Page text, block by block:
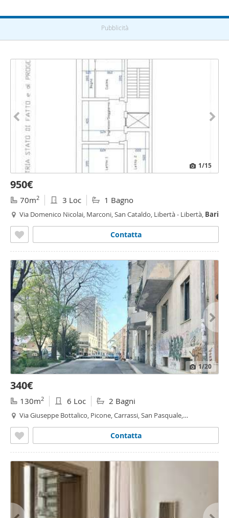
Pubblicità
1/15
950€
70m2 3 Loc 1 Bagno
Via Domenico Nicolai, Marconi, San Cataldo, Libertà - Libertà, Bari
Contatta
1/20
340€
130m2 6 Loc 2 Bagni
Via Giuseppe Bottalico, Picone, Carrassi, San Pasquale,
Contatta